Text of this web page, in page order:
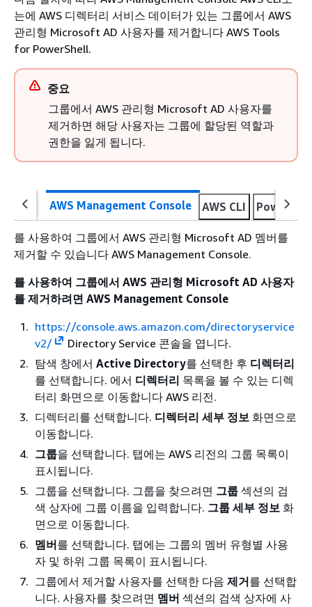
는에 AWS 디렉터리 서비스 데이터가 있는 그룹에서 AWS
관리형 Microsoft AD 사용자를 제거합니다 AWS Tools
for PowerShell.
중요
그룹에서 AWS 관리형 Microsoft AD 사용자를
제거하면 해당 사용자는 그룹에 할당된 역할과
권한을 잃게 됩니다.
AWS Management Console AWS CLI
를 사용하여 그룹에서 AWS 관리형 Microsoft AD 멤버를
제거할 수 있습니다 AWS Management Console.
를 사용하여 그룹에서 AWS 관리형 Microsoft AD 사용자
를 제거하려면 AWS Management Console
https://console.aws.amazon.com/directoryservice
v2/
Directory Service 콘솔을 엽니다.
탐색 창에서 Active Directory를 선택한 후 디렉터리
를 선택합니다. 에서 디렉터리 목록을 볼 수 있는 디렉
터리 화면으로 이동합니다 AWS 리전.
디렉터리를 선택합니다. 디렉터리 세부 정보 화면으로
이동합니다.
그룹을 선택합니다. 탭에는 AWS 리전의 그룹 목록이
표시됩니다.
그룹을 선택합니다. 그룹을 찾으려면 그룹 섹션의 검
색 상자에 그룹 이름을 입력합니다. 그룹 세부 정보 화
면으로 이동합니다.
멤버를 선택합니다. 탭에는 그룹의 멤버 유형별 사용
자 및 하위 그룹 목록이 표시됩니다.
그룹에서 제거할 사용자를 선택한 다음 제거를 선택합
니다. 사용자를 찾으려면 멤버 섹션의 검색 상자에 사